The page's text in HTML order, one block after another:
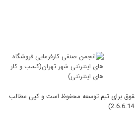
1390 و تمام حقوق برای تیم توسعه محفوظ است و کپی مطالب